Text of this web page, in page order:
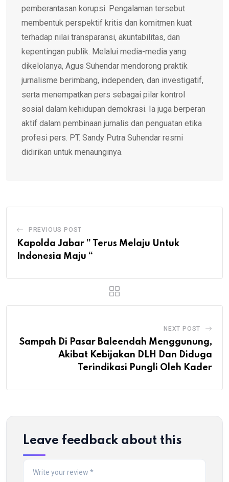
pemberantasan korupsi. Pengalaman tersebut
membentuk perspektif kritis dan komitmen kuat
terhadap nilai transparansi, akuntabilitas, dan
kepentingan publik. Melalui media-media yang
dikelolanya, Agus Suhendar mendorong praktik
jurnalisme berimbang, independen, dan investigatif,
serta menempatkan pers sebagai pilar kontrol
sosial dalam kehidupan demokrasi. Ia juga berperan
aktif dalam pembinaan jurnalis dan penguatan etika
profesi pers. PT. Sandy Putra Suhendar resmi
didirikan untuk menaunginya.
PREVIOUS POST
Kapolda Jabar ” Terus Melaju Untuk
Indonesia Maju “
NEXT POST
Sampah Di Pasar Baleendah Menggunung,
Akibat Kebijakan DLH Dan Diduga
Terindikasi Pungli Oleh Kader
Leave feedback about this